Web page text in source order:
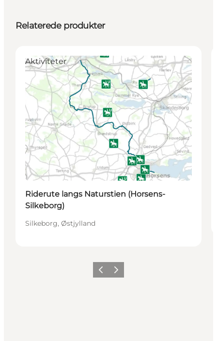
Relaterede produkter
Aktiviteter
Riderute langs Naturstien (Horsens-
Silkeborg)
Silkeborg, Østjylland
ForrigeNæste